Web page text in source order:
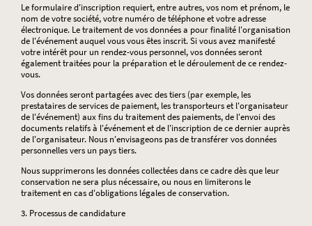
Le formulaire d'inscription requiert, entre autres, vos nom et prénom, le
nom de votre société, votre numéro de téléphone et votre adresse
électronique. Le traitement de vos données a pour finalité l'organisation
de l'événement auquel vous vous êtes inscrit. Si vous avez manifesté
votre intérêt pour un rendez-vous personnel, vos données seront
également traitées pour la préparation et le déroulement de ce rendez-
vous.
Vos données seront partagées avec des tiers (par exemple, les
prestataires de services de paiement, les transporteurs et l'organisateur
de l'événement) aux fins du traitement des paiements, de l'envoi des
documents relatifs à l'événement et de l'inscription de ce dernier auprès
de l'organisateur. Nous n'envisageons pas de transférer vos données
personnelles vers un pays tiers.
Nous supprimerons les données collectées dans ce cadre dès que leur
conservation ne sera plus nécessaire, ou nous en limiterons le
traitement en cas d'obligations légales de conservation.
3. Processus de candidature